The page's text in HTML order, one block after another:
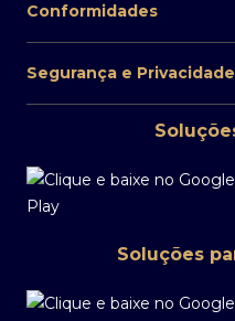
Conformidades
Segurança e Privacidade
Soluções